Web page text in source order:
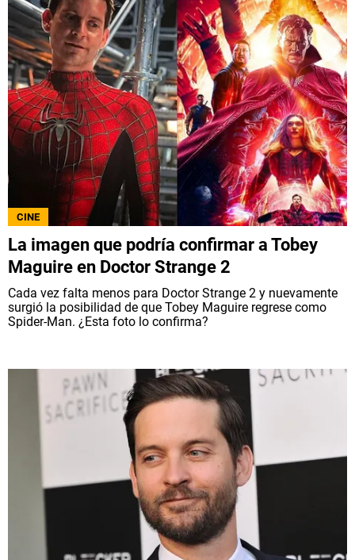
CINE
La imagen que podría confirmar a Tobey
Maguire en Doctor Strange 2
Cada vez falta menos para Doctor Strange 2 y nuevamente
surgió la posibilidad de que Tobey Maguire regrese como
Spider-Man. ¿Esta foto lo confirma?